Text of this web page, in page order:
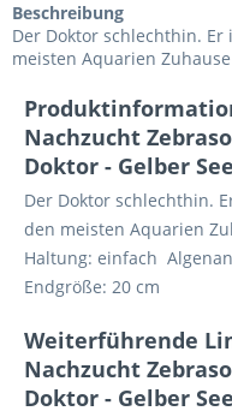
Beschreibung
Der Doktor schlechthin.
meisten Aquarien
Nachzucht
Doktor - Gelber
Der Doktor schlechthin.
den meisten Aquarien
Haltung: einfach
Endgröße: 20 cm
Weiterführende
Nachzucht
Doktor - Gelber